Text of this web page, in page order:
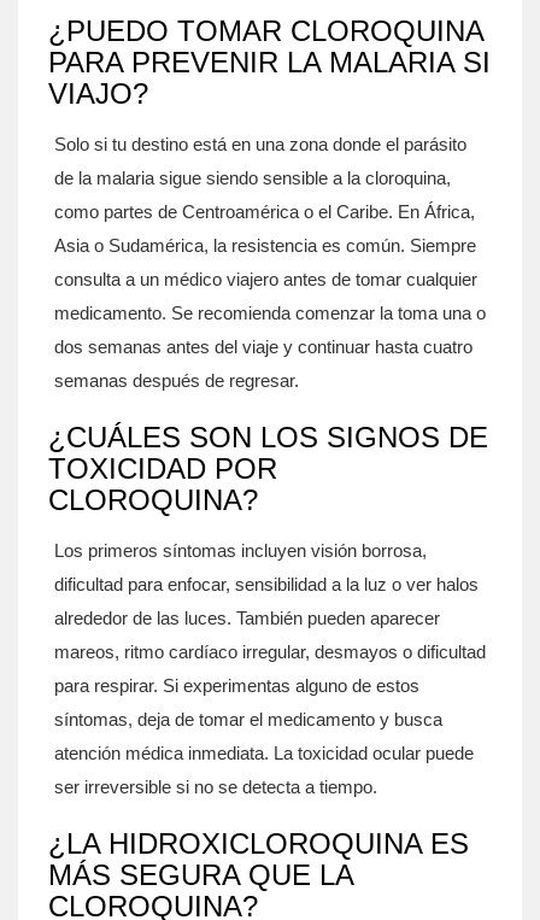
¿PUEDO TOMAR CLOROQUINA
PARA PREVENIR LA MALARIA SI
VIAJO?
Solo si tu destino está en una zona donde el parásito
de la malaria sigue siendo sensible a la cloroquina,
como partes de Centroamérica o el Caribe. En África,
Asia o Sudamérica, la resistencia es común. Siempre
consulta a un médico viajero antes de tomar cualquier
medicamento. Se recomienda comenzar la toma una o
dos semanas antes del viaje y continuar hasta cuatro
semanas después de regresar.
¿CUÁLES SON LOS SIGNOS DE
TOXICIDAD POR
CLOROQUINA?
Los primeros síntomas incluyen visión borrosa,
dificultad para enfocar, sensibilidad a la luz o ver halos
alrededor de las luces. También pueden aparecer
mareos, ritmo cardíaco irregular, desmayos o dificultad
para respirar. Si experimentas alguno de estos
síntomas, deja de tomar el medicamento y busca
atención médica inmediata. La toxicidad ocular puede
ser irreversible si no se detecta a tiempo.
¿LA HIDROXICLOROQUINA ES
MÁS SEGURA QUE LA
CLOROQUINA?